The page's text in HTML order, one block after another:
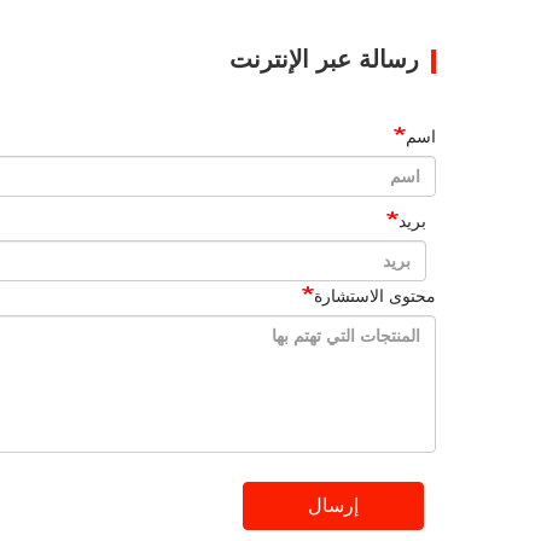
رسالة عبر الإنترنت
اسم
بريد
محتوى الاستشارة
إرسال